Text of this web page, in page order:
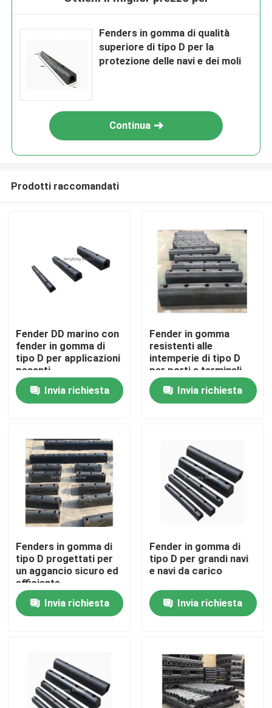
Casa
Prodotti
Giro della fabbrica
Controllo di qualità
Contattici
Notizie
Cuscino ammortizzatore pneumatico di Yokohama
idro cuscino ammortizzatore pneumatico
Fenders in gomma di qualità
superiore di tipo D per la
protezione delle navi e dei moli
Continua
Prodotti raccomandati
Fender DD marino con
fender in gomma di
tipo D per applicazioni
pesanti
Invia richiesta
Fender in gomma
resistenti alle
intemperie di tipo D
per porti e terminali
Invia richiesta
Fenders in gomma di
tipo D progettati per
un aggancio sicuro ed
efficiente
Invia richiesta
Fender in gomma di
tipo D per grandi navi
e navi da carico
Invia richiesta